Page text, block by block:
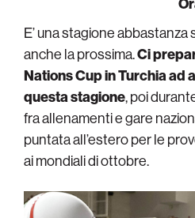
E’ una stagione abbastanza
anche la prossima.Ci
Nations Cup in Turchia ad
questa stagione, poi
fra allenamenti e gare
puntata all’estero per le
ai mondiali di ottobre.